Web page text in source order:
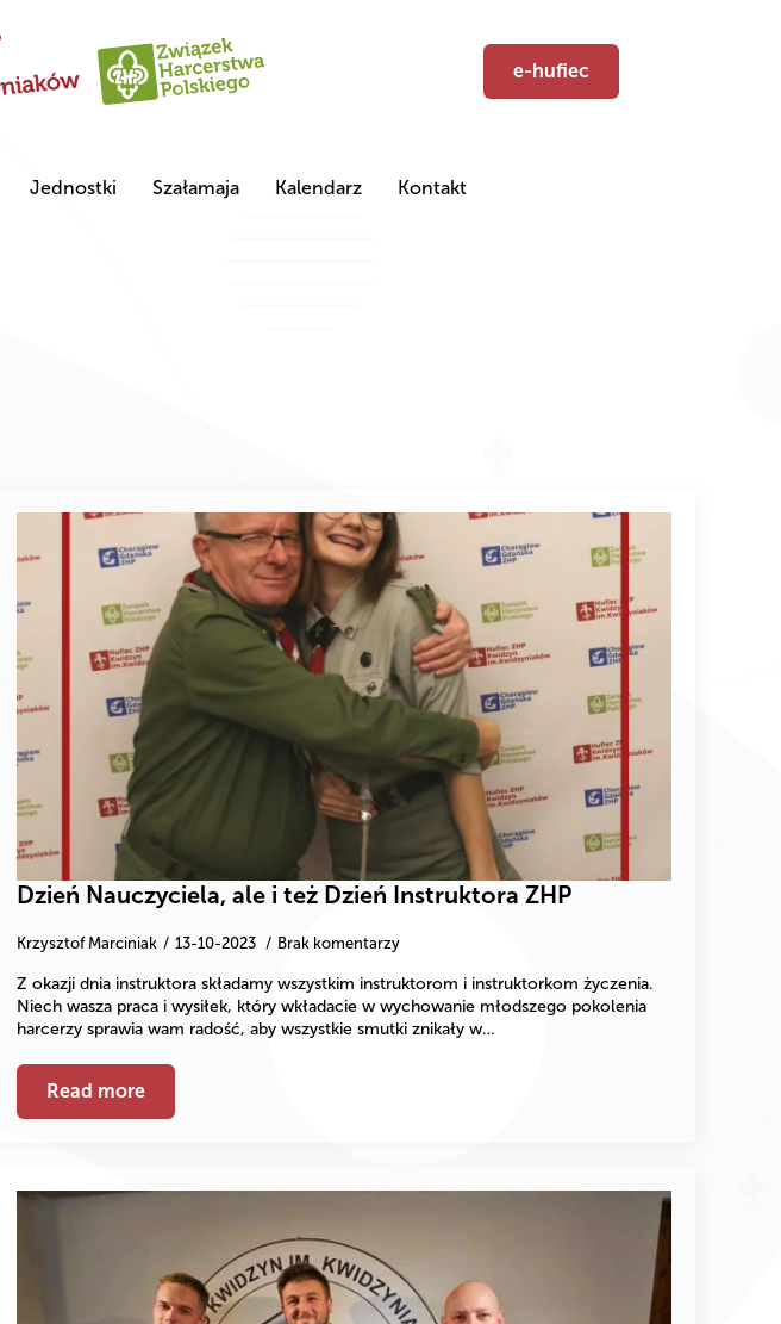
e-hufiec
Jednostki Szałamaja Kalendarz Kontakt
Dzień Nauczyciela, ale i też Dzień Instruktora ZHP
Krzysztof Marciniak 13-10-2023 Brak komentarzy
Z okazji dnia instruktora składamy wszystkim instruktorom i instruktorkom życzenia.
Niech wasza praca i wysiłek, który wkładacie w wychowanie młodszego pokolenia
harcerzy sprawia wam radość, aby wszystkie smutki znikały w…
Read more